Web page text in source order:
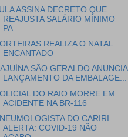
ASSINA DECRETO QUE
REAJUSTA SALÁRIO MÍNIMO
PA...
REALIZA O NATAL
ENCANTADO
SÃO GERALDO ANUNCIA
LANÇAMENTO DA EMBALAGE...
DO RAIO MORRE EM
ACIDENTE NA BR-116
DO CARIRI
ALERTA: COVID-19 NÃO